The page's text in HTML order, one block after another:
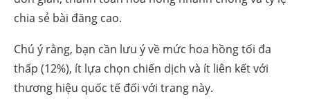
chia sẻ bài đăng cao.
Chú ý rằng, bạn cần lưu ý về mức hoa hồng tối đa
thấp (12%), ít lựa chọn chiến dịch và ít liên kết với
thương hiệu quốc tế đối với trang này.